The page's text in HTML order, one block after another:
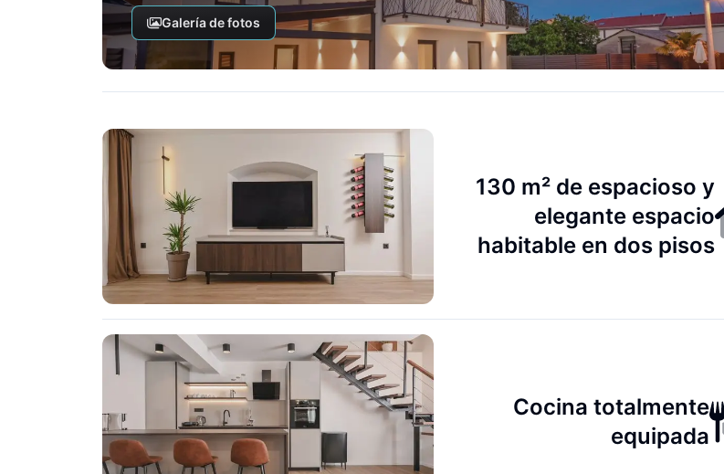
Galería de fotos
130 m² de espacioso y
elegante espacio
habitable en dos pisos
Cocina totalmente
equipada